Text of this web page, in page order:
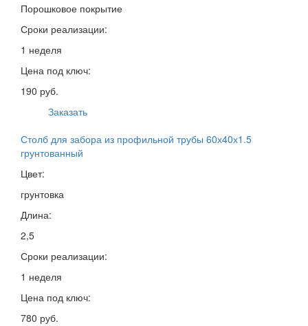
Порошковое покрытие
Сроки реализации:
1 неделя
Цена под ключ:
190 руб.
Заказать
Столб для забора из профильной трубы 60х40х1.5
грунтованный
Цвет:
грунтовка
Длина:
2,5
Сроки реализации:
1 неделя
Цена под ключ:
780 руб.